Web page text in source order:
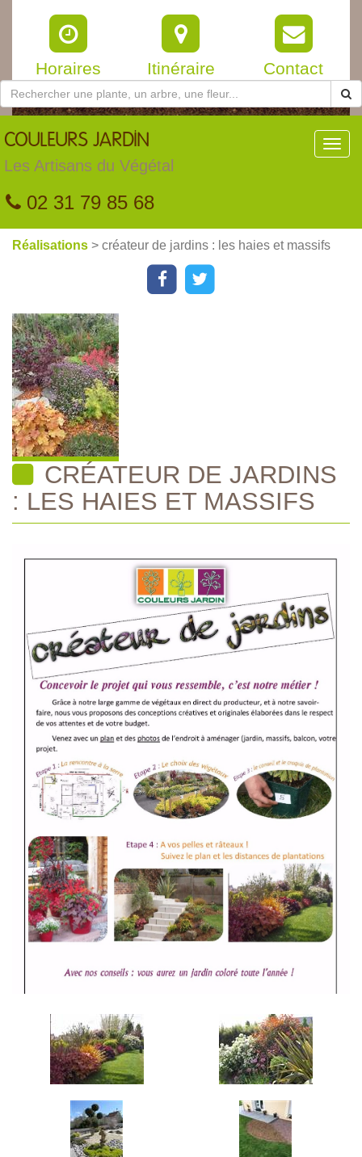
Horaires Itinéraire Contact
COULEURS JARDIN
Les Artisans du Végétal
02 31 79 85 68
Réalisations > créateur de jardins : les haies et massifs
CRÉATEUR DE JARDINS
: LES HAIES ET MASSIFS